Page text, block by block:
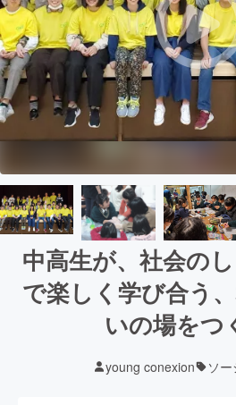
中高生が、社会の
で楽しく学び合う
いの場をつ
young conexion ソ